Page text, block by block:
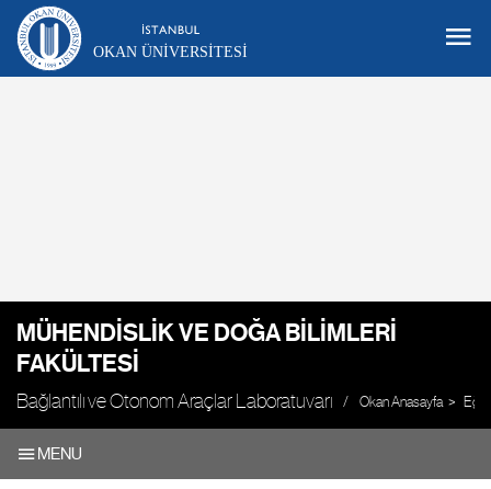
OKAN ÜNIVERSITESI
MÜHENDISLIK VE DOĞA BILIMLERI
FAKÜLTESI
Bağlantılı ve Otonom Araçlar Laboratuvarı Okan Anasayfa
MENU